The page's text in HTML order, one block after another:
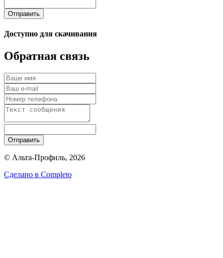
Отправить
Доступно для скачивания
Обратная связь
Отправить
© Альта-Профиль, 2026
Сделано в Completo